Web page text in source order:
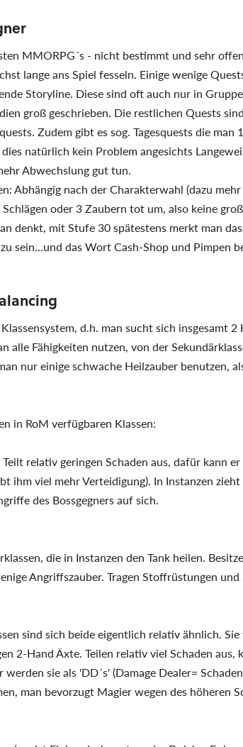
MMORPG´s - nicht bestimmt und sehr
lange ans Spiel fesseln. Einige wenige
Storyline. Diese sind oft auch nur in
groß geschrieben. Die restlichen Quests
Zudem gibt es sog. Tagesquests die man
natürlich kein Problem angesichts
Abwechslung gut tun.
Abhängig nach der Charakterwahl (dazu
oder 3 Zaubern tot um, also keine
denkt, mit Stufe 30 spätestens merkt man
sein...und das Wort Cash-Shop und Pimpen
d.h. man sucht sich insgesamt 2
alle Fähigkeiten nutzen, von der
nur einige schwache Heilzauber benutzen,
in RoM verfügbaren Klassen:
relativ geringen Schaden aus, dafür kann
ihm viel mehr Verteidigung). In Instanzen
des Bossgegners auf sich.
die in Instanzen den Tank heilen.
Angriffszauber. Tragen Stoffrüstungen
sind sich beide eigentlich relativ ähnlich.
2-Hand Äxte. Teilen relativ viel Schaden aus,
sie als 'DD´s' (Damage Dealer=
man bevorzugt Magier wegen des höheren